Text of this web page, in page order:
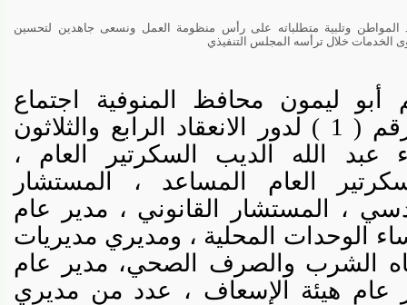
وتلبية متطلباته على رأس منظومة العمل ونسعى جاهدين لتحسين
خلال ترأسه المجلس التنفيذي
ليمون محافظ المنوفية اجتماع
المجلس التنفيذي الجلسة رقم ( 1 ) لدور الانعقاد الرابع والثلاثون
عبد الله الديب السكرتير العام ،
العام المساعد ، المستشار
، المستشار القانوني ، مدير عام
المحلية ، ومديري مديريات
والصرف الصحي، مدير عام
عام هيئة الإسعاف ، عدد من مديري